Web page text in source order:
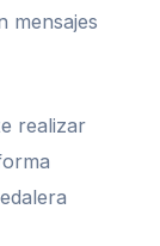
mensajes
realizar